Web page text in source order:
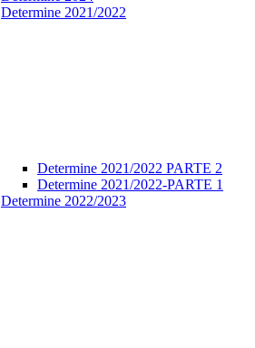
Determine 2021/2022
Determine 2021/2022 PARTE 2
Determine 2021/2022-PARTE 1
Determine 2022/2023